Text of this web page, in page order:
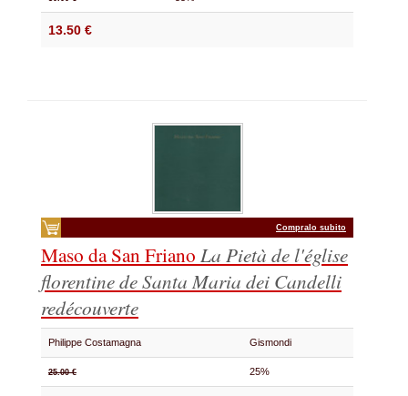
13.50 €
Compralo subito
Maso da San Friano La Pietà de l'église
florentine de Santa Maria dei Candelli
redécouverte
Philippe Costamagna Gismondi
25.00 € 25%